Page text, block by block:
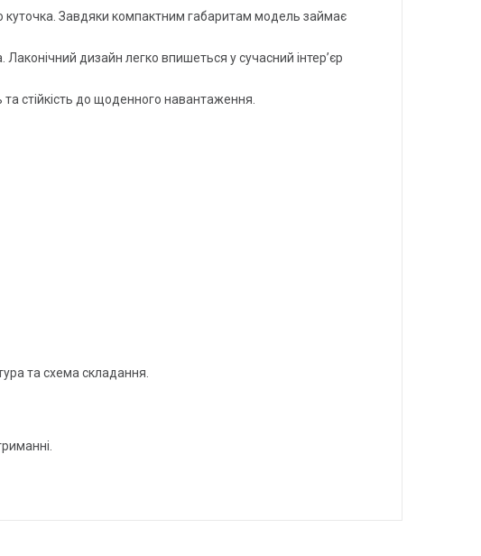
куточка. Завдяки компактним габаритам модель займає
дизайн легко впишеться у сучасний інтер’єр
стійкість до щоденного навантаження.
та схема складання.